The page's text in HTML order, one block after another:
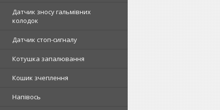
Датчик зносу гальмівних
колодок
Датчик стоп-сигналу
Котушка запалювання
Кошик зчеплення
Напівось